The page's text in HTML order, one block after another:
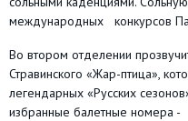
международных конкурсов
Во втором отделении
Стравинского «Жар-птица»,
легендарных «Русских
избранные балетные номера -